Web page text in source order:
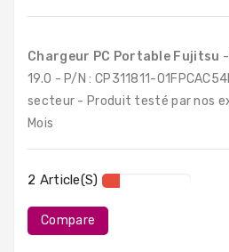
Composants
Composants
Destockage
Chargeur PC Portable Fujitsu
19.0 - P/N : CP311811-
secteur - Produit testé par nos
Mois
2 Article(s)
Compare